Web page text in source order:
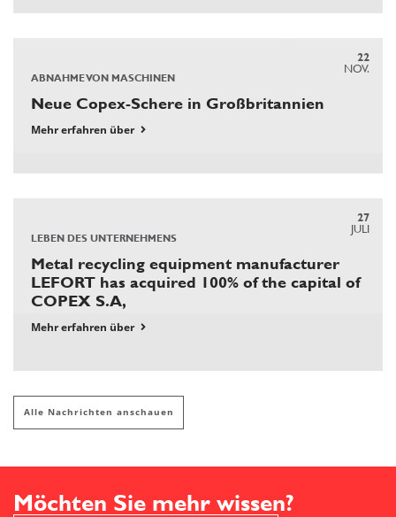
22
NOV.
ABNAHME VON MASCHINEN
Neue Copex-Schere in Großbritannien
Mehr erfahren über
27
JULI
LEBEN DES UNTERNEHMENS
Metal recycling equipment manufacturer
LEFORT has acquired 100% of the capital of
COPEX S.A,
Mehr erfahren über
Alle Nachrichten anschauen
Möchten Sie mehr wissen?